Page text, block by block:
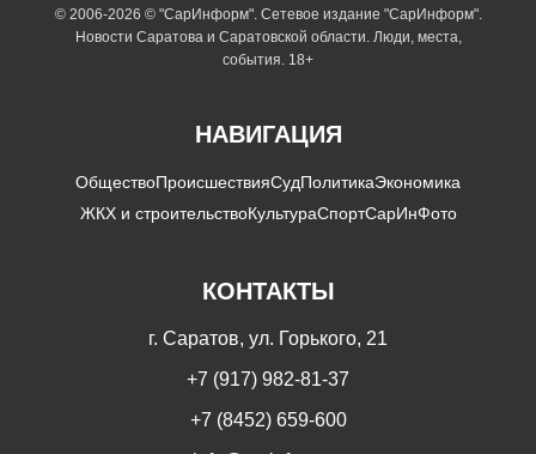
© 2006-2026 © "СарИнформ". Сетевое издание "СарИнформ".
Новости Саратова и Саратовской области. Люди, места,
события. 18+
НАВИГАЦИЯ
ОбществоПроисшествияСудПолитикаЭкономика
ЖКХ и строительствоКультураСпортСарИнФото
КОНТАКТЫ
г. Саратов, ул. Горького, 21
+7 (917) 982-81-37
+7 (8452) 659-600